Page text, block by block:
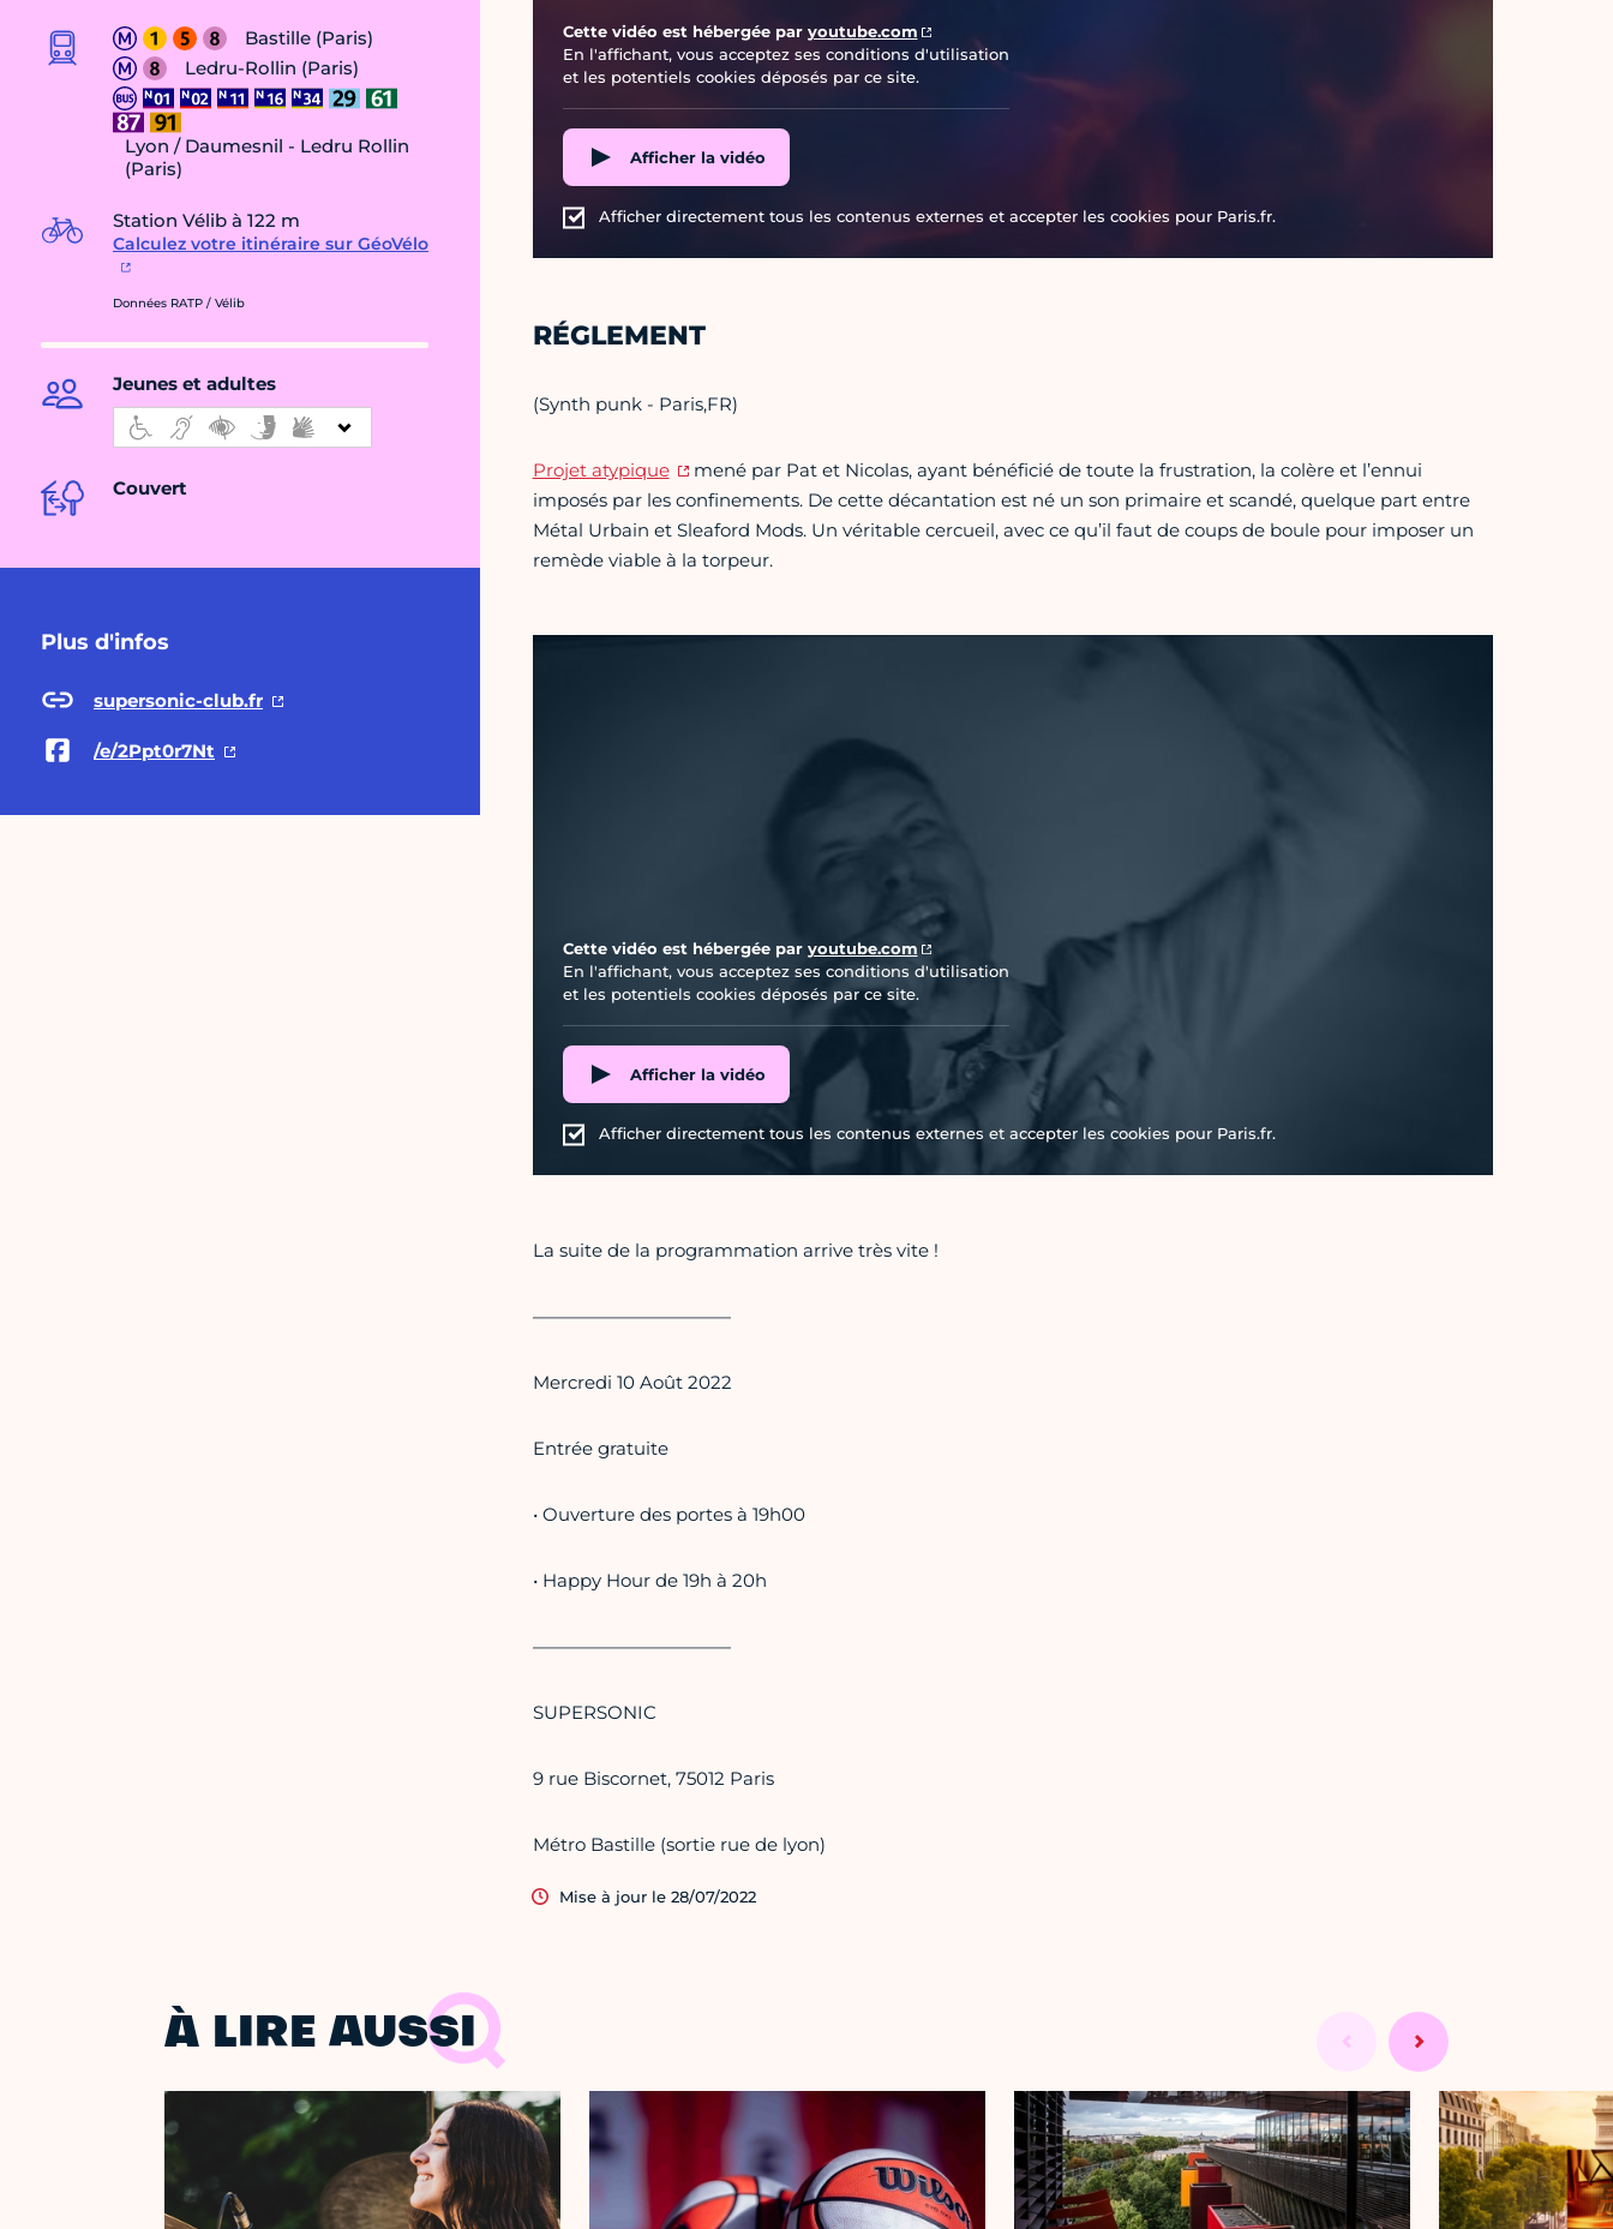
Bastille (Paris)
Ledru-Rollin (Paris)
Lyon / Daumesnil - Ledru Rollin
(Paris)
Station Vélib à 122 m
Calculez votre itinéraire sur GéoVélo
Données RATP / Vélib
Jeunes et adultes
Couvert
Plus d'infos
supersonic-club.fr
/e/2Ppt0r7Nt
Cette vidéo est hébergée par youtube.com
En l'affichant, vous acceptez ses conditions d'utilisation
et les potentiels cookies déposés par ce site.
Afficher la vidéo
Afficher directement tous les contenus externes et accepter les cookies pour Paris.fr.
RÉGLEMENT
(Synth punk - Paris,FR)
Projet atypique
mené par Pat et Nicolas, ayant bénéficié de toute la frustration, la colère et l’ennui
imposés par les confinements. De cette décantation est né un son primaire et scandé, quelque part entre
Métal Urbain et Sleaford Mods. Un véritable cercueil, avec ce qu’il faut de coups de boule pour imposer un
remède viable à la torpeur.
Cette vidéo est hébergée par youtube.com
En l'affichant, vous acceptez ses conditions d'utilisation
et les potentiels cookies déposés par ce site.
Afficher la vidéo
Afficher directement tous les contenus externes et accepter les cookies pour Paris.fr.
La suite de la programmation arrive très vite !
———————————
Mercredi 10 Août 2022
Entrée gratuite
• Ouverture des portes à 19h00
• Happy Hour de 19h à 20h
———————————
SUPERSONIC
9 rue Biscornet, 75012 Paris
Métro Bastille (sortie rue de lyon)
Mise à jour le 28/07/2022
À LIRE AUSSI